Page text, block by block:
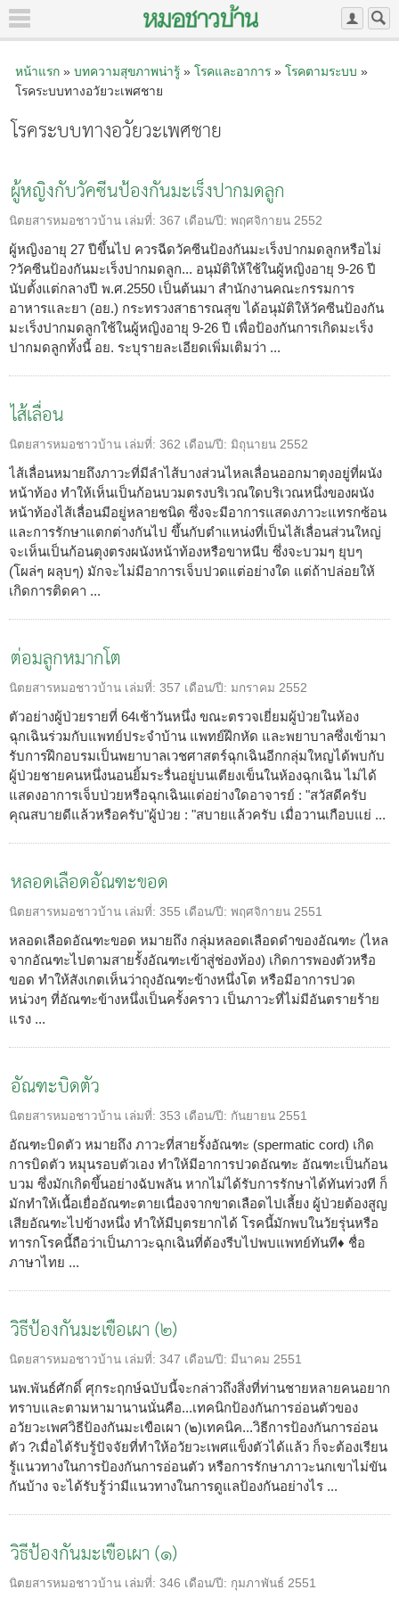
หน้าแรก» บทความสุขภาพน่ารู้» โรคและอาการ» โรคตามระบบ »
โรคระบบทางอวัยวะเพศชาย
โรคระบบทางอวัยวะเพศชาย
ผู้หญิงกับวัคซีนป้องกันมะเร็งปากมดลูก
นิตยสารหมอชาวบ้าน เล่มที่: 367 เดือน/ปี: พฤศจิกายน 2552
ผู้หญิงอายุ 27 ปีขึ้นไป ควรฉีดวัคซีนป้องกันมะเร็งปากมดลูกหรือไม่
?วัคซีนป้องกันมะเร็งปากมดลูก... อนุมัติให้ใช้ในผู้หญิงอายุ 9-26 ปี
นับตั้งแต่กลางปี พ.ศ.2550 เป็นต้นมา สำนักงานคณะกรรมการ
อาหารและยา (อย.) กระทรวงสาธารณสุข ได้อนุมัติให้วัคซีนป้องกัน
มะเร็งปากมดลูกใช้ในผู้หญิงอายุ 9-26 ปี เพื่อป้องกันการเกิดมะเร็ง
ปากมดลูกทั้งนี้ อย. ระบุรายละเอียดเพิ่มเติมว่า ...
ไส้เลื่อน
นิตยสารหมอชาวบ้าน เล่มที่: 362 เดือน/ปี: มิถุนายน 2552
ไส้เลื่อนหมายถึงภาวะที่มีลำไส้บางส่วนไหลเลื่อนออกมาตุงอยู่ที่ผนัง
หน้าท้อง ทำให้เห็นเป็นก้อนบวมตรงบริเวณใดบริเวณหนึ่งของผนัง
หน้าท้องไส้เลื่อนมีอยู่หลายชนิด ซึ่งจะมีอาการแสดงภาวะแทรกซ้อน
และการรักษาแตกต่างกันไป ขึ้นกับตำแหน่งที่เป็นไส้เลื่อนส่วนใหญ่
จะเห็นเป็นก้อนตุงตรงผนังหน้าท้องหรือขาหนีบ ซึ่งจะบวมๆ ยุบๆ
(โผล่ๆ ผลุบๆ) มักจะไม่มีอาการเจ็บปวดแต่อย่างใด แต่ถ้าปล่อยให้
เกิดการติดคา ...
ต่อมลูกหมากโต
นิตยสารหมอชาวบ้าน เล่มที่: 357 เดือน/ปี: มกราคม 2552
ตัวอย่างผู้ป่วยรายที่ 64เช้าวันหนึ่ง ขณะตรวจเยี่ยมผู้ป่วยในห้อง
ฉุกเฉินร่วมกับแพทย์ประจำบ้าน แพทย์ฝึกหัด และพยาบาลซึ่งเข้ามา
รับการฝึกอบรมเป็นพยาบาลเวชศาสตร์ฉุกเฉินอีกกลุ่มใหญได้พบกับ
ผู้ป่วยชายคนหนึ่งนอนยิ้มระรื่นอยู่บนเตียงเข็นในห้องฉุกเฉิน ไม่ได้
แสดงอาการเจ็บป่วยหรือฉุกเฉินแต่อย่างใดอาจารย์ : "สวัสดีครับ
คุณสบายดีแล้วหรือครับ"ผู้ป่วย : "สบายแล้วครับ เมื่อวานเกือบแย่ ...
หลอดเลือดอัณฑะขอด
นิตยสารหมอชาวบ้าน เล่มที่: 355 เดือน/ปี: พฤศจิกายน 2551
หลอดเลือดอัณฑะขอด หมายถึง กลุ่มหลอดเลือดดำของอัณฑะ (ไหล
จากอัณฑะไปตามสายรั้งอัณฑะเข้าสู่ช่องท้อง) เกิดการพองตัวหรือ
ขอด ทำให้สังเกตเห็นว่าถุงอัณฑะข้างหนึ่งโต หรือมีอาการปวด
หน่วงๆ ที่อัณฑะข้างหนึ่งเป็นครั้งคราว เป็นภาวะที่ไม่มีอันตรายร้าย
แรง ...
อัณฑะบิดตัว
นิตยสารหมอชาวบ้าน เล่มที่: 353 เดือน/ปี: กันยายน 2551
อัณฑะบิดตัว หมายถึง ภาวะที่สายรั้งอัณฑะ (spermatic cord) เกิด
การบิดตัว หมุนรอบตัวเอง ทำให้มีอาการปวดอัณฑะ อัณฑะเป็นก้อน
บวม ซึ่งมักเกิดขึ้นอย่างฉับพลัน หากไม่ได้รับการรักษาได้ทันท่วงที ก็
มักทำให้เนื้อเยื่ออัณฑะตายเนื่องจากขาดเลือดไปเลี้ยง ผู้ป่วยต้องสูญ
เสียอัณฑะไปข้างหนึ่ง ทำให้มีบุตรยากได้ โรคนี้มักพบในวัยรุ่นหรือ
ทารกโรคนี้ถือว่าเป็นภาวะฉุกเฉินที่ต้องรีบไปพบแพทย์ทันที♦ ชื่อ
ภาษาไทย ...
วิธีป้องกันมะเขือเผา (๒)
นิตยสารหมอชาวบ้าน เล่มที่: 347 เดือน/ปี: มีนาคม 2551
นพ.พันธ์ศักดิ์ ศุกระฤกษ์ฉบับนี้จะกล่าวถึงสิ่งที่ท่านชายหลายคนอยาก
ทราบและตามหามานานนั่นคือ...เทคนิกป้องกันการอ่อนตัวของ
อวัยวะเพศวิธีป้องกันมะเขือเผา (๒)เทคนิค...วิธีการป้องกันการอ่อน
ตัว ?เมื่อได้รับรู้ปัจจัยที่ทำให้อวัยวะเพศแข็งตัวได้แล้ว ก็จะต้องเรียน
รู้แนวทางในการป้องกันการอ่อนตัว หรือการรักษาภาวะนกเขาไม่ขัน
กันบ้าง จะได้รับรู้ว่ามีแนวทางในการดูแลป้องกันอย่างไร ...
วิธีป้องกันมะเขือเผา (๑)
นิตยสารหมอชาวบ้าน เล่มที่: 346 เดือน/ปี: กุมภาพันธ์ 2551